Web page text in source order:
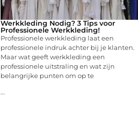
Werkkleding Nodig? 3 Tips voor
Professionele Werkkleding!
Professionele werkkleding laat een
professionele indruk achter bij je klanten.
Maar wat geeft werkkleding een
professionele uitstraling en wat zijn
belangrijke punten om op te
...